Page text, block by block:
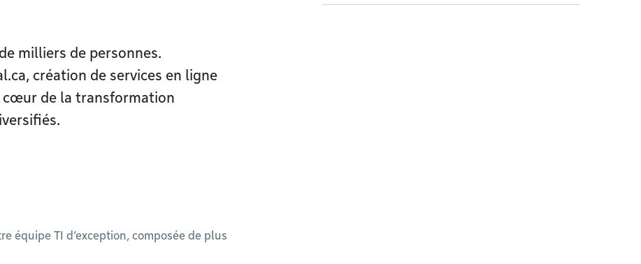
milliers de personnes.
création de services en ligne
cœur de la transformation
équipe TI d’exception, composée de plus